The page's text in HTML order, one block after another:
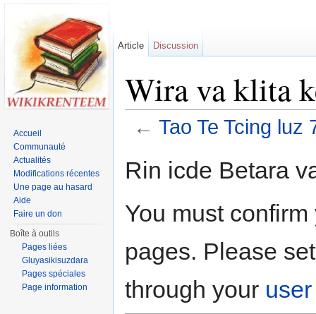
Wira va klita
← Tao Te Tcing luz
Rin icde Betara
You must
pages. Please
through your
Article Discussion
Accueil
Communauté
Actualités
Modifications récentes
Une page au hasard
Aide
Faire un don
Boîte à outils
Pages liées
Gluyasikisuzdara
Pages spéciales
Page information